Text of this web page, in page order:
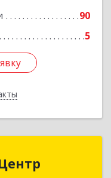
90
5
Центр